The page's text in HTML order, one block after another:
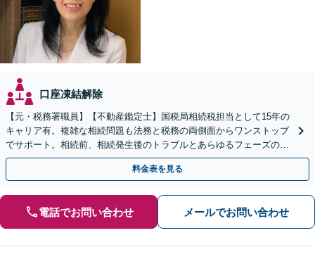
口座凍結解除
【元・税務署職員】【不動産鑑定士】国税局相続税担当として15年の
キャリア有。複雑な相続問題も法務と税務の両側面からワンストップ
でサポート。相続前、相続発生後のトラブルとあらゆるフェーズのご
相談に対応します【駐車場あり】【電話・Web相談可】
料金表を見る
電話でお問い合わせ メールでお問い合わせ